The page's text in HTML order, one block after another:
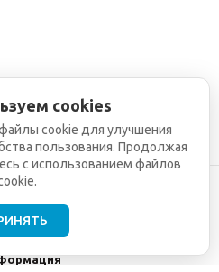
cookies
cookie для улучшения
пользования. Продолжая
с использованием файлов